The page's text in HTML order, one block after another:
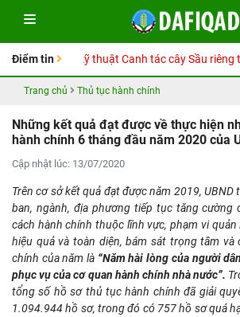
Điểm tin
Hướng dẫn kỹ thuật Canh tác cây Sầu riêng
Trang chủ Thủ tục hành chính
Những kết quả đạt được về thực hiện
hành chính 6 tháng đầu năm 2020 của
Cập nhật lúc: 13/07/2020
Trên cơ sở kết quả đạt được năm 2019, UBND
ban, ngành, địa phương tiếp tục tăng cường
cách hành chính thuộc lĩnh vực, phạm vi
hiệu quả và toàn diện, bám sát trọng tâm và
chính của năm là “Năm hài lòng của người
phục vụ của cơ quan hành chính nhà nước”.
tổng số hồ sơ thủ tục hành chính đã giải
1.094.944 hồ sơ, trong đó có 757 hồ sơ quá